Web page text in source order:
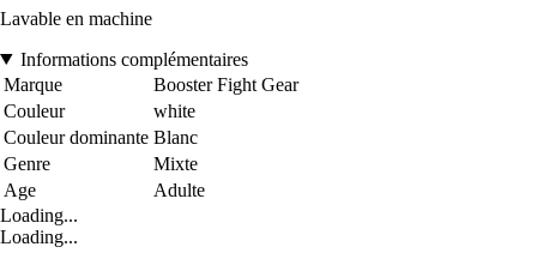
Lavable en machine
Informations complémentaires
Marque
Booster Fight Gear
Couleur
white
Couleur dominante Blanc
Genre
Mixte
Age
Adulte
Loading...
Loading...